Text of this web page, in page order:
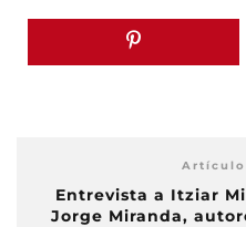
Entrevista a Itziar
Jorge Miranda,